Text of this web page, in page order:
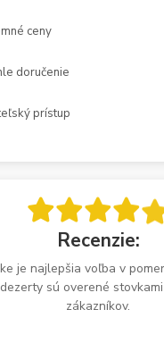
ceny
doručenie
prístup
Recenzie:
je najlepšia voľba v
sú overené
zákazníkov.